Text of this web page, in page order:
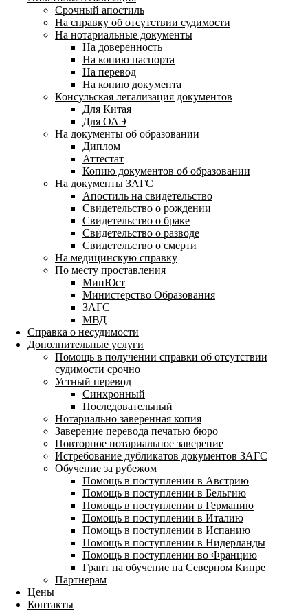
Срочный апостиль
На справку об отсутствии судимости
На нотариальные документы
На доверенность
На копию паспорта
На перевод
На копию документа
Консульская легализация документов
Для Китая
Для ОАЭ
На документы об образовании
Диплом
Аттестат
Копию документов об образовании
На документы ЗАГС
Апостиль на свидетельство
Свидетельство о рождении
Свидетельство о браке
Свидетельство о разводе
Свидетельство о смерти
На медицинскую справку
По месту проставления
МинЮст
Министерство Образования
ЗАГС
МВД
Справка о несудимости
Дополнительные услуги
Помощь в получении справки об отсутствии
судимости срочно
Устный перевод
Синхронный
Последовательный
Нотариально заверенная копия
Заверение перевода печатью бюро
Повторное нотариальное заверение
Истребование дубликатов документов ЗАГС
Обучение за рубежом
Помощь в поступлении в Австрию
Помощь в поступлении в Бельгию
Помощь в поступлении в Германию
Помощь в поступлении в Италию
Помощь в поступлении в Испанию
Помощь в поступлении в Нидерланды
Помощь в поступлении во Францию
Грант на обучение на Северном Кипре
Партнерам
Цены
Контакты